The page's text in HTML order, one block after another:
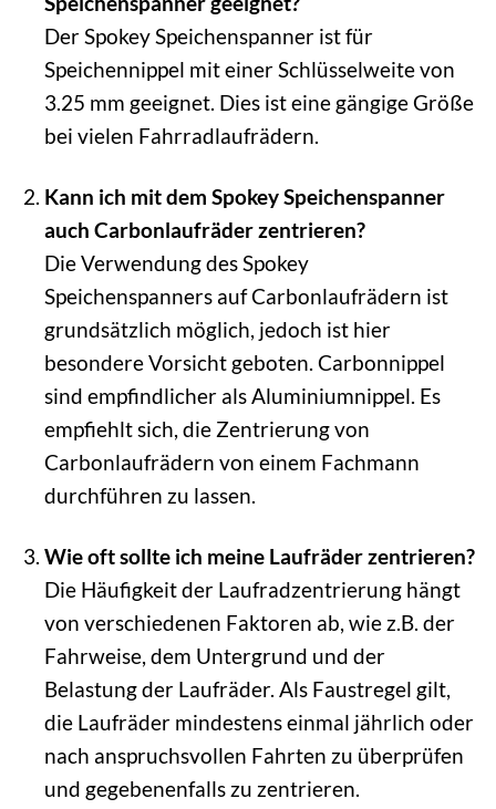
Der Spokey Speichenspanner ist für
Speichennippel mit einer Schlüsselweite von
3.25 mm geeignet. Dies ist eine gängige Größe
bei vielen Fahrradlaufrädern.
Kann ich mit dem Spokey Speichenspanner
auch Carbonlaufräder zentrieren?
Die Verwendung des Spokey
Speichenspanners auf Carbonlaufrädern ist
grundsätzlich möglich, jedoch ist hier
besondere Vorsicht geboten. Carbonnippel
sind empfindlicher als Aluminiumnippel. Es
empfiehlt sich, die Zentrierung von
Carbonlaufrädern von einem Fachmann
durchführen zu lassen.
Wie oft sollte ich meine Laufräder zentrieren?
Die Häufigkeit der Laufradzentrierung hängt
von verschiedenen Faktoren ab, wie z.B. der
Fahrweise, dem Untergrund und der
Belastung der Laufräder. Als Faustregel gilt,
die Laufräder mindestens einmal jährlich oder
nach anspruchsvollen Fahrten zu überprüfen
und gegebenenfalls zu zentrieren.